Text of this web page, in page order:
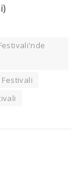
Festivali